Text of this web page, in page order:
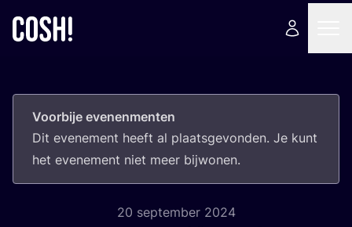
Voorbije evenenmenten
Dit eve­ne­ment heeft al plaats­ge­von­den. Je kunt
het eve­ne­ment niet meer bijwonen.
20 september 2024